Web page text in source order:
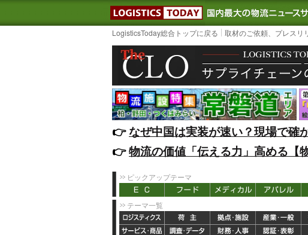
LOGISTICS TODAY｜
LogisticsToday総合トップに戻る 取材のご依頼、プレスリ
👉️なぜ中国は実装が速い？現場で確
👉️物流の価値「伝える力」高める【
ピックアップテーマ
テーマ一覧